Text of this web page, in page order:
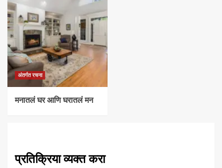
अंतर्गत रचना
मनातलं घर आणि घरातलं मन
प्रतिक्रिया व्यक्त करा